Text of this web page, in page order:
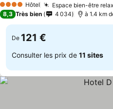
4 Étoiles Hôtel Espace bien-être
8,3 Très bien 4 034 à 1.4 km
De 121 €
Consulter les prix de 11 sites